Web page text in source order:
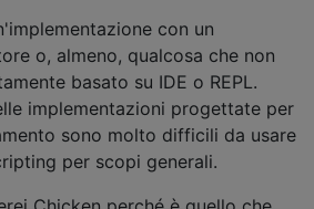
con un
o, almeno, qualcosa che non
basato su IDE o REPL.
implementazioni progettate per
sono molto difficili da usare
per scopi generali.